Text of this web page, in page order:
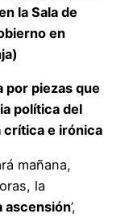
la Sala de
en
por piezas que
política del
crítica e irónica
mañana,
la
ascensión’,